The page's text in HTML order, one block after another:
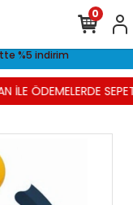
%5 indirim
İLE ÖDEMELERDE
0